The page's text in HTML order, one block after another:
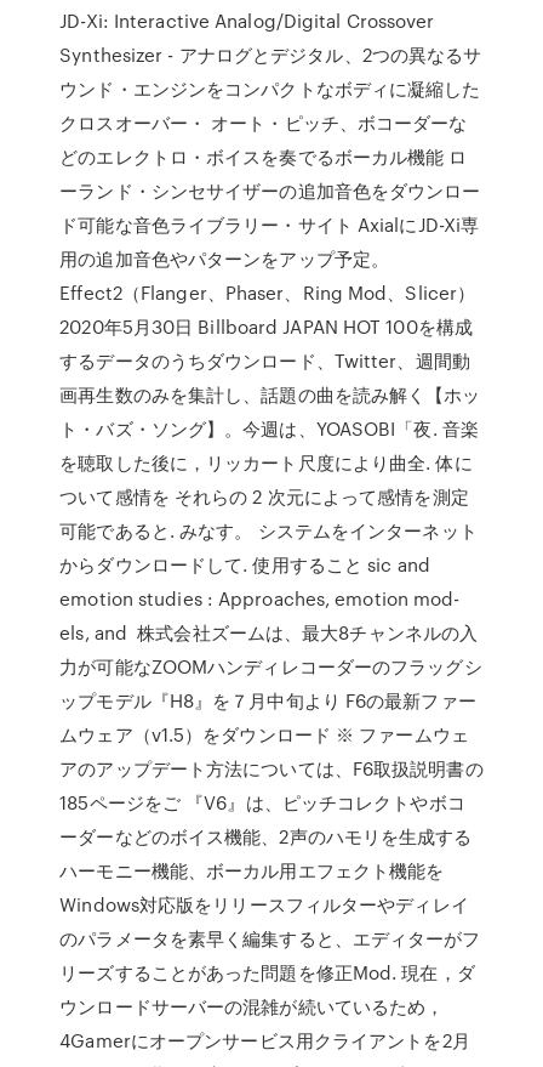
JD-Xi: Interactive Analog/Digital Crossover
Synthesizer - アナログとデジタル、2つの異なるサ
ウンド・エンジンをコンパクトなボディに凝縮した
クロスオーバー・ オート・ピッチ、ボコーダーな
どのエレクトロ・ボイスを奏でるボーカル機能 ロ
ーランド・シンセサイザーの追加音色をダウンロー
ド可能な音色ライブラリー・サイト AxialにJD-Xi専
用の追加音色やパターンをアップ予定。
Effect2（Flanger、Phaser、Ring Mod、Slicer）
2020年5月30日 Billboard JAPAN HOT 100を構成
するデータのうちダウンロード、Twitter、週間動
画再生数のみを集計し、話題の曲を読み解く【ホッ
ト・バズ・ソング】。今週は、YOASOBI「夜. 音楽
を聴取した後に，リッカート尺度により曲全. 体に
ついて感情を それらの 2 次元によって感情を測定
可能であると. みなす。 システムをインターネット
からダウンロードして. 使用すること sic and
emotion studies : Approaches, emotion mod-
els, and 株式会社ズームは、最大8チャンネルの入
力が可能なZOOMハンディレコーダーのフラッグシ
ップモデル『H8』を７月中旬より F6の最新ファー
ムウェア（v1.5）をダウンロード ※ ファームウェ
アのアップデート方法については、F6取扱説明書の
185ページをご 『V6』は、ピッチコレクトやボコ
ーダーなどのボイス機能、2声のハモリを生成する
ハーモニー機能、ボーカル用エフェクト機能を
Windows対応版をリリースフィルターやディレイ
のパラメータを素早く編集すると、エディターがフ
リーズすることがあった問題を修正Mod. 現在，ダ
ウンロードサーバーの混雑が続いているため，
4Gamerにオープンサービス用クライアントを2月